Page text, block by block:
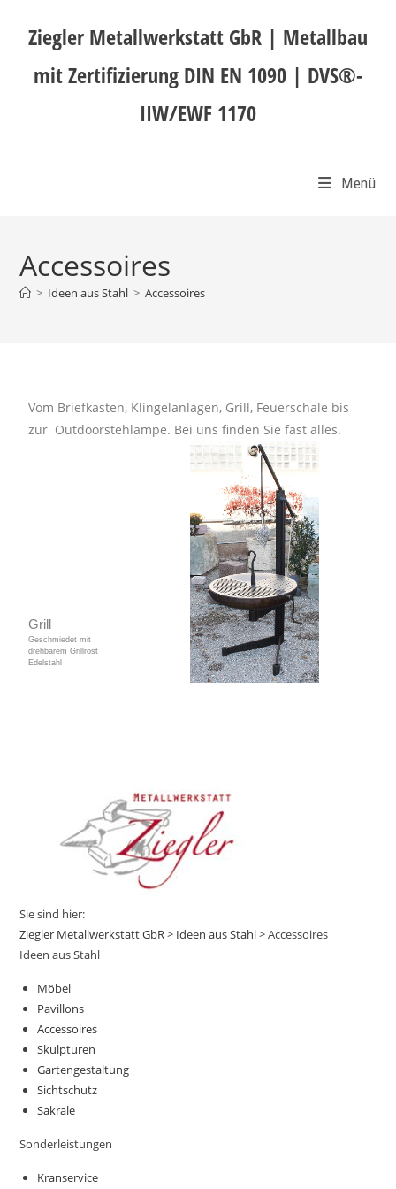
Ziegler Metallwerkstatt GbR | Metallbau
mit Zertifizierung DIN EN 1090 | DVS®-
IIW/EWF 1170
Menü
Accessoires
> Ideen aus Stahl > Accessoires
Vom Briefkasten, Klingelanlagen, Grill, Feuerschale bis
zur Outdoorstehlampe. Bei uns finden Sie fast alles.
Grill
Geschmiedet mit
drehbarem Grillrost
Edelstahl
Sie sind hier:
Ziegler Metallwerkstatt GbR> Ideen aus Stahl>Accessoires
Ideen aus Stahl
Möbel
Pavillons
Accessoires
Skulpturen
Gartengestaltung
Sichtschutz
Sakrale
Sonderleistungen
Kranservice